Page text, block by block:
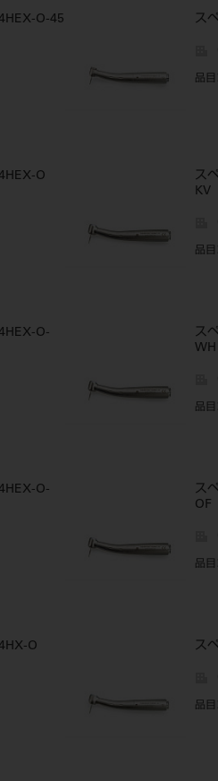
O-45 ス
品
O
ス
KV
品
O-
ス
WH
品
O-
ス
OF
品
O ス
品